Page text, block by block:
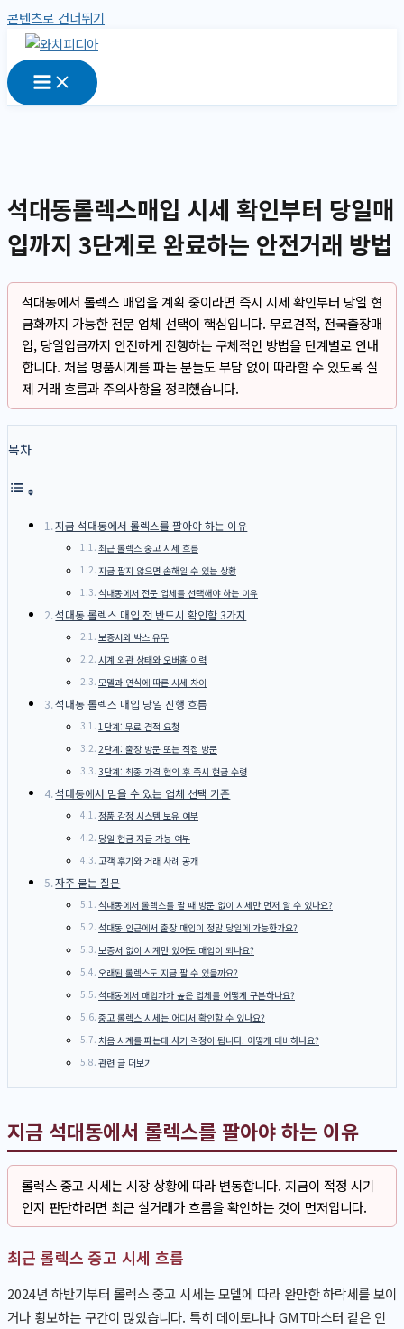
콘텐츠로 건너뛰기
석대동롤렉스매입 시세 확인부터 당일매
입까지 3단계로 완료하는 안전거래 방법
석대동에서 롤렉스 매입을 계획 중이라면 즉시 시세 확인부터 당일 현
금화까지 가능한 전문 업체 선택이 핵심입니다. 무료견적, 전국출장매
입, 당일입금까지 안전하게 진행하는 구체적인 방법을 단계별로 안내
합니다. 처음 명품시계를 파는 분들도 부담 없이 따라할 수 있도록 실
제 거래 흐름과 주의사항을 정리했습니다.
목차
지금 석대동에서 롤렉스를 팔아야 하는 이유
최근 롤렉스 중고 시세 흐름
지금 팔지 않으면 손해일 수 있는 상황
석대동에서 전문 업체를 선택해야 하는 이유
석대동 롤렉스 매입 전 반드시 확인할 3가지
보증서와 박스 유무
시계 외관 상태와 오버홀 이력
모델과 연식에 따른 시세 차이
석대동 롤렉스 매입 당일 진행 흐름
1단계: 무료 견적 요청
2단계: 출장 방문 또는 직접 방문
3단계: 최종 가격 협의 후 즉시 현금 수령
석대동에서 믿을 수 있는 업체 선택 기준
정품 감정 시스템 보유 여부
당일 현금 지급 가능 여부
고객 후기와 거래 사례 공개
자주 묻는 질문
석대동에서 롤렉스를 팔 때 방문 없이 시세만 먼저 알 수 있나요?
석대동 인근에서 출장 매입이 정말 당일에 가능한가요?
보증서 없이 시계만 있어도 매입이 되나요?
오래된 롤렉스도 지금 팔 수 있을까요?
석대동에서 매입가가 높은 업체를 어떻게 구분하나요?
중고 롤렉스 시세는 어디서 확인할 수 있나요?
처음 시계를 파는데 사기 걱정이 됩니다. 어떻게 대비하나요?
관련 글 더보기
지금 석대동에서 롤렉스를 팔아야 하는 이유
롤렉스 중고 시세는 시장 상황에 따라 변동합니다. 지금이 적정 시기
인지 판단하려면 최근 실거래가 흐름을 확인하는 것이 먼저입니다.
최근 롤렉스 중고 시세 흐름
2024년 하반기부터 롤렉스 중고 시세는 모델에 따라 완만한 하락세를 보이
거나 횡보하는 구간이 많았습니다. 특히 데이토나나 GMT마스터 같은 인